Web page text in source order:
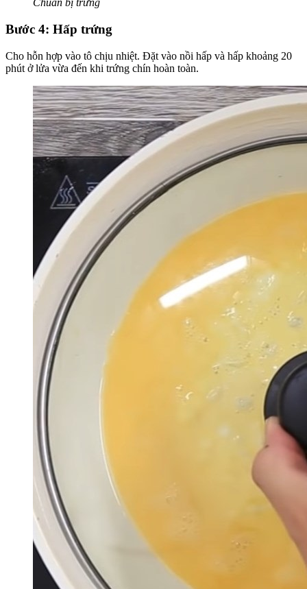
Chuẩn bị trứng
Bước 4: Hấp trứng
Cho hỗn hợp vào tô chịu nhiệt. Đặt vào nồi hấp và hấp khoảng 20
phút ở lửa vừa đến khi trứng chín hoàn toàn.